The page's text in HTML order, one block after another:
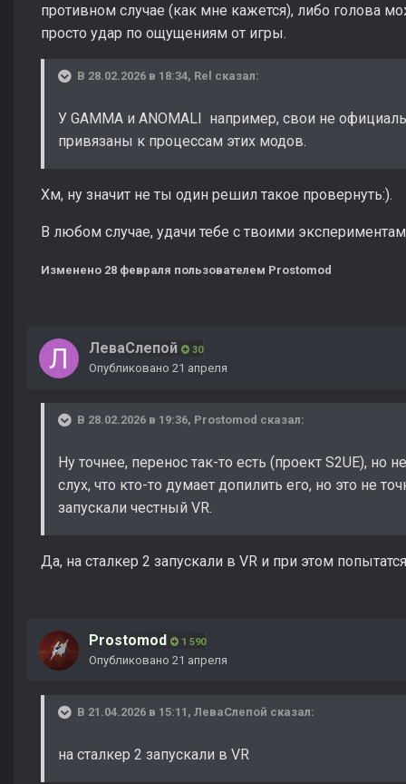
противном случае (как мне кажется), либо голова
просто удар по ощущениям от игры.
В 28.02.2026 в 18:34, Rel сказал:
У GAMMA и ANOMALI например, свои не
привязаны к процессам этих модов.
Хм, ну значит не ты один решил такое провернуть:).
В любом случае, удачи тебе с твоими
Изменено 28 февраля пользователем Prostomod
ЛеваСлепой 30
Опубликовано 21 апреля
В 28.02.2026 в 19:36, Prostomod сказал:
Ну точнее, перенос так-то есть (проект S2UE), но
слух, что кто-то думает допилить его, но это не
запускали честный VR.
Да, на сталкер 2 запускали в VR и при этом
Prostomod 1 590
Опубликовано 21 апреля
В 21.04.2026 в 15:11, ЛеваСлепой сказал:
на сталкер 2 запускали в VR